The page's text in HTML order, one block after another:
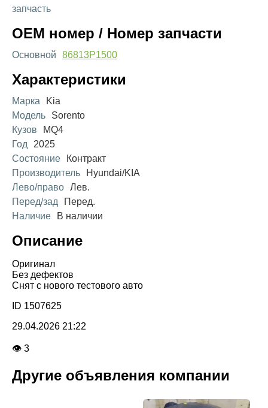
запчасть
OEM номер / Номер запчасти
Основной 86813P1500
Характеристики
Марка
Kia
Модель
Sorento
Кузов
MQ4
Год
2025
Состояние
Контракт
Производитель
Hyundai/KIA
Лево/право Лев.
Перед/зад
Перед.
Наличие
В наличии
Описание
Оригинал
Без дефектов
Снят с нового тестового авто
ID 1507625
29.04.2026 21:22
👁 3
Другие объявления компании